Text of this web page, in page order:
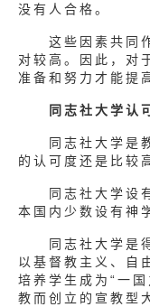
没有人合格。
这些因素共同作
对较高。因此，对
准备和努力才能提
同志社大学认
同志社大学是教
的认可度还是比较
同志社大学设有
本国内少数设有神
同志社大学是得
以基督教主义、自
培养学生成为“一
教而创立的宣教型